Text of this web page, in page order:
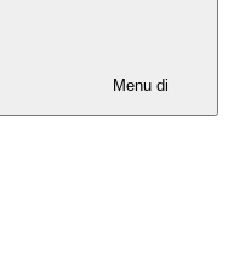
Menu di